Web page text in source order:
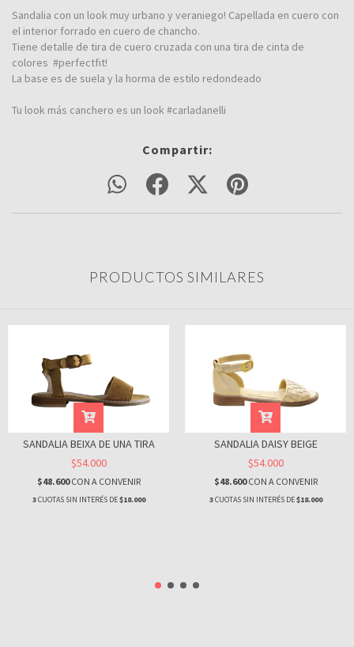
Sandalia con un look muy urbano y veraniego! Capellada en cuero con
el interior forrado en cuero de chancho.
Tiene detalle de tira de cuero cruzada con una tira de cinta de
colores #perfectfit!
La base es de suela y la horma de estilo redondeado
Tu look más canchero es un look #carladanelli
Compartir:
PRODUCTOS SIMILARES
SANDALIA BEIXA DE UNA TIRA
$54.000
$48.600CON A CONVENIR
3CUOTAS SIN INTERÉS DE$18.000
SANDALIA DAISY BEIGE
$54.000
$48.600CON A CONVENIR
3CUOTAS SIN INTERÉS DE$18.000